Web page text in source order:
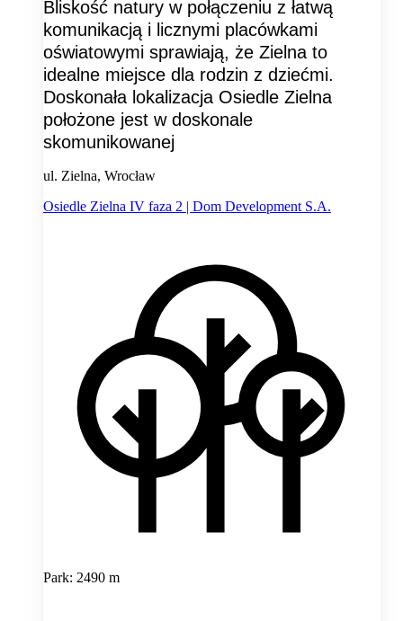
Bliskość natury w połączeniu z łatwą
komunikacją i licznymi placówkami
oświatowymi sprawiają, że Zielna to
idealne miejsce dla rodzin z dziećmi.
Doskonała lokalizacja Osiedle Zielna
położone jest w doskonale
skomunikowanej
ul. Zielna, Wrocław
Osiedle Zielna IV faza 2 | Dom Development S.A.
Park: 2490 m